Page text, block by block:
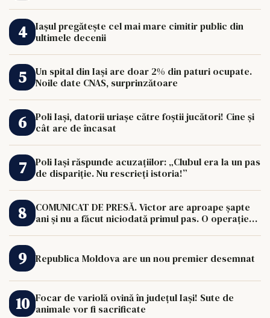
Iașul pregătește cel mai mare cimitir public din
ultimele decenii
Un spital din Iași are doar 2% din paturi ocupate.
Noile date CNAS, surprinzătoare
Poli Iași, datorii uriașe către foștii jucători! Cine și
cât are de încasat
Poli Iași răspunde acuzațiilor: „Clubul era la un pas
de dispariție. Nu rescrieți istoria!”
COMUNICAT DE PRESĂ. Victor are aproape șapte
ani și nu a făcut niciodată primul pas. O operație
Republica Moldova are un nou premier desemnat
Focar de variolă ovină în județul Iași! Sute de
animale vor fi sacrificate